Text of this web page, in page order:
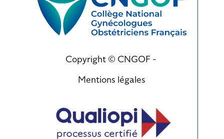
Copyright © CNGOF -
Mentions légales